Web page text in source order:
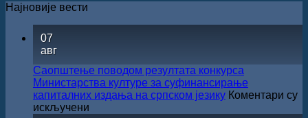
Најновије вести
07
авг
Саопштење поводом резултата конкурса
Министарства културе за суфинансирање
капиталних издања на српском језику Коментари су
искључени